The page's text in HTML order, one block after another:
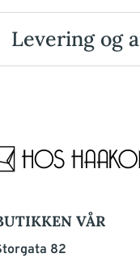
Levering og
VÅR
82